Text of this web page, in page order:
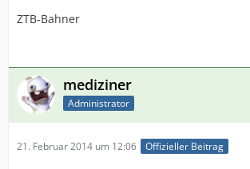
ZTB-Bahner
mediziner
Administrator
21. Februar 2014 um 12:06 Offizieller Beitrag